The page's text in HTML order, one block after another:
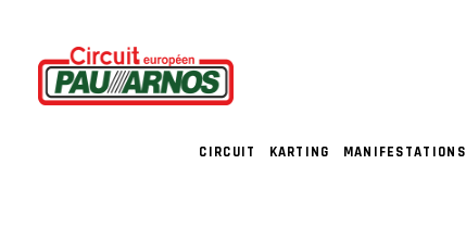
CIRCUIT KARTING MANIFESTATIONS